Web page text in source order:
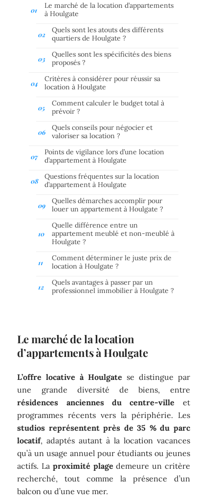
Le marché de la location d’appartements
à Houlgate
Quels sont les atouts des différents
quartiers de Houlgate ?
Quelles sont les spécificités des biens
proposés ?
Critères à considérer pour réussir sa
location à Houlgate
Comment calculer le budget total à
prévoir ?
Quels conseils pour négocier et
valoriser sa location ?
Points de vigilance lors d’une location
d’appartement à Houlgate
Questions fréquentes sur la location
d’appartement à Houlgate
Quelles démarches accomplir pour
louer un appartement à Houlgate ?
Quelle différence entre un
appartement meublé et non-meublé à
Houlgate ?
Comment déterminer le juste prix de
location à Houlgate ?
Quels avantages à passer par un
professionnel immobilier à Houlgate ?
Le marché de la location
d’appartements à Houlgate
L’offre locative à Houlgate se distingue par
une grande diversité de biens, entre
résidences anciennes du centre-ville et
programmes récents vers la périphérie. Les
studios représentent près de 35 % du parc
locatif, adaptés autant à la location vacances
qu’à un usage annuel pour étudiants ou jeunes
actifs. La proximité plage demeure un critère
recherché, tout comme la présence d’un
balcon ou d’une vue mer.